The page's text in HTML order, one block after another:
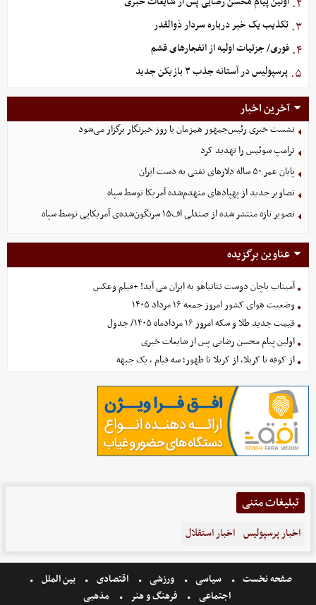
۲.
۳. تکذیب یک خبر درباره سردار ذوالقدر
۴. فوری/ جزئیات اولیه از انفجارهای قشم
۵. پرسپولیس در آستانه جذب ۳ بازیکن جدید
آخرین اخبار
نشست خبری رئیس‌جمهور همزمان با روز خبرنگار برگزار می‌شود
ترامپ سوئیس را تهدید کرد
پایان عمر ۵۰ ساله دلارهای نفتی به دست ایران
تصاویر جدید از پهپادهای منهدم‌شده آمریکا توسط سپاه
تصویر تازه منتشر شده از صندلی اف۱۵ سرنگون‌شده‌ی آمریکایی توسط سپاه
عناوین برگزیده
آمیتاب باچان دوست نتانیاهو به ایران می آید! +فیلم وعکس
وضعیت هوای کشور امروز جمعه ۱۶ مرداد ۱۴۰۵
قیمت جدید طلا و سکه امروز ۱۶ مردادماه ۱۴۰۵/ جدول
اولین پیام محسن رضایی پس از شایعات خبری
از کوفه تا کربلا، از کربلا تا ظهور؛ سه قیام ، یک جبهه
تبلیغات متنی
اخبار پرسپولیس اخبار استقلال
صفحه نخست سیاسی ورزشی اقتصادی
بین الملل
اجتماعی
فرهنگ و هنر مذهبی